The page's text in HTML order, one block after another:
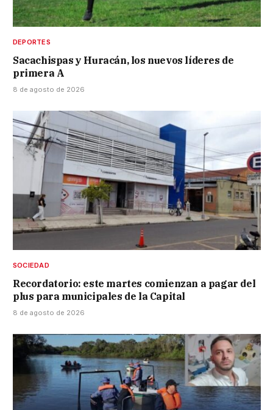
DEPORTES
Sacachispas y Huracán, los nuevos líderes de
primera A
8 de agosto de 2026
SOCIEDAD
Recordatorio: este martes comienzan a pagar del
plus para municipales de la Capital
8 de agosto de 2026